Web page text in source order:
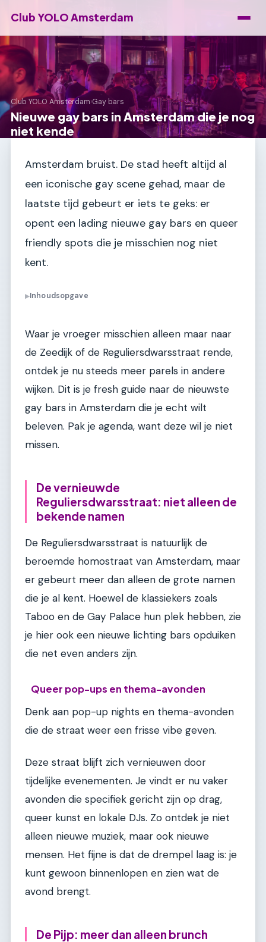
Club YOLO Amsterdam
Club YOLO Amsterdam›Gay bars
Nieuwe gay bars in Amsterdam die je nog
niet kende
Amsterdam bruist. De stad heeft altijd al
een iconische gay scene gehad, maar de
laatste tijd gebeurt er iets te geks: er
opent een lading nieuwe gay bars en queer
friendly spots die je misschien nog niet
kent.
▶Inhoudsopgave
Waar je vroeger misschien alleen maar naar
de Zeedijk of de Reguliersdwarsstraat rende,
ontdek je nu steeds meer parels in andere
wijken. Dit is je fresh guide naar de nieuwste
gay bars in Amsterdam die je echt wilt
beleven. Pak je agenda, want deze wil je niet
missen.
De vernieuwde
Reguliersdwarsstraat: niet alleen de
bekende namen
De Reguliersdwarsstraat is natuurlijk de
beroemde homostraat van Amsterdam, maar
er gebeurt meer dan alleen de grote namen
die je al kent. Hoewel de klassiekers zoals
Taboo en de Gay Palace hun plek hebben, zie
je hier ook een nieuwe lichting bars opduiken
die net even anders zijn.
Queer pop-ups en thema-avonden
Denk aan pop-up nights en thema-avonden
die de straat weer een frisse vibe geven.
Deze straat blijft zich vernieuwen door
tijdelijke evenementen. Je vindt er nu vaker
avonden die specifiek gericht zijn op drag,
queer kunst en lokale DJs. Zo ontdek je niet
alleen nieuwe muziek, maar ook nieuwe
mensen. Het fijne is dat de drempel laag is: je
kunt gewoon binnenlopen en zien wat de
avond brengt.
De Pijp: meer dan alleen brunch